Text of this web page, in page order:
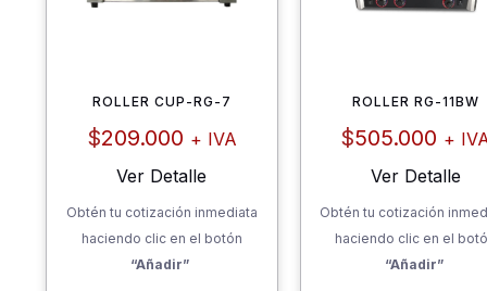
ROLLER CUP-RG-7
$209.000 + IVA
Ver Detalle
Obtén tu cotización inmediata
haciendo clic en el botón
“Añadir”
ROLLER RG-11BW
$505.000 +
Ver Detalle
Obtén tu cotización
haciendo clic en el
“Añadir”